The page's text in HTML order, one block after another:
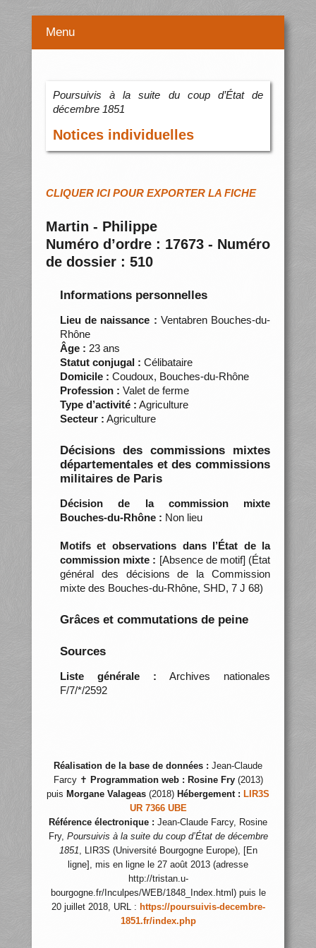
Menu
Poursuivis à la suite du coup d’État de
décembre 1851
Notices individuelles
CLIQUER ICI POUR EXPORTER LA FICHE
Martin - Philippe
Numéro d’ordre : 17673 - Numéro
de dossier : 510
Informations personnelles
Lieu de naissance : Ventabren Bouches-du-
Rhône
Âge : 23 ans
Statut conjugal : Célibataire
Domicile : Coudoux, Bouches-du-Rhône
Profession : Valet de ferme
Type d’activité : Agriculture
Secteur : Agriculture
Décisions des commissions mixtes
départementales et des commissions
militaires de Paris
Décision de la commission mixte
Bouches-du-Rhône : Non lieu
Motifs et observations dans l’État de la
commission mixte : [Absence de motif] (État
général des décisions de la Commission
mixte des Bouches-du-Rhône, SHD, 7 J 68)
Grâces et commutations de peine
Sources
Liste générale : Archives nationales
F/7/*/2592
Réalisation de la base de données : Jean-Claude
Farcy ✝ Programmation web : Rosine Fry(2013)
puis Morgane Valageas (2018) Hébergement : LIR3S
UR 7366 UBE
Référence électronique : Jean-Claude Farcy, Rosine
Fry, Poursuivis à la suite du coup d’État de décembre
1851, LIR3S (Université Bourgogne Europe), [En
ligne], mis en ligne le 27 août 2013 (adresse
http://tristan.u-
bourgogne.fr/Inculpes/WEB/1848_Index.html) puis le
20 juillet 2018, URL : https://poursuivis-decembre-
1851.fr/index.php